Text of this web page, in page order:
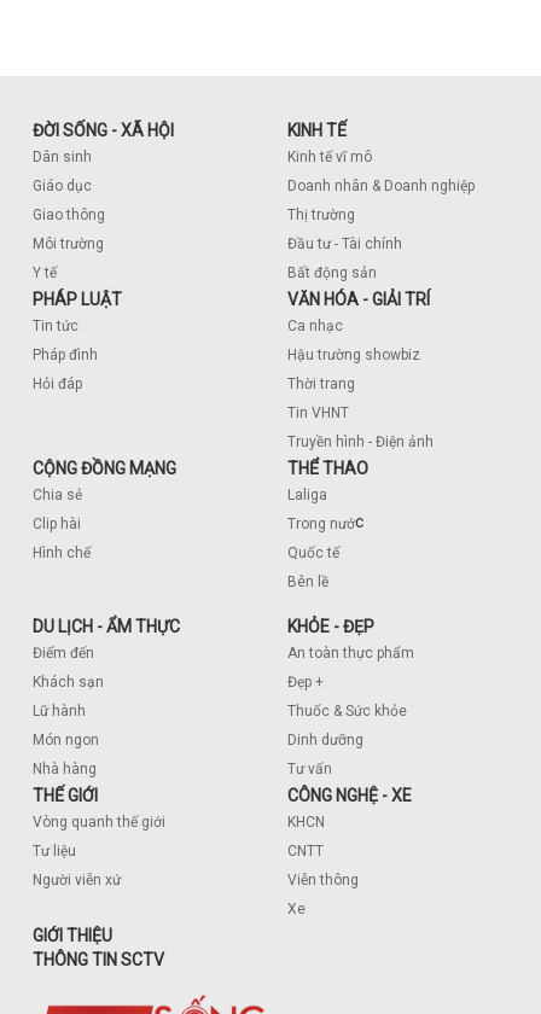
ĐỜI SỐNG - XÃ HỘI
Dân sinh
Giáo dục
Giao thông
Môi trường
Y tế
KINH TẾ
Kinh tế vĩ mô
Doanh nhân & Doanh nghiệp
Thị trường
Đầu tư - Tài chính
Bất động sản
PHÁP LUẬT
Tin tức
Pháp đình
Hỏi đáp
VĂN HÓA - GIẢI TRÍ
Ca nhạc
Hậu trường showbiz
Thời trang
Tin VHNT
Truyền hình - Điện ảnh
CỘNG ĐỒNG MẠNG
Chia sẻ
Clip hài
Hình chế
THỂ THAO
Laliga
Trong nước
Quốc tế
Bên lề
DU LỊCH - ẨM THỰC
Điểm đến
Khách sạn
Lữ hành
Món ngon
Nhà hàng
KHỎE - ĐẸP
An toàn thực phẩm
Đẹp +
Thuốc & Sức khỏe
Dinh dưỡng
Tư vấn
THẾ GIỚI
Vòng quanh thế giới
Tư liệu
Người viễn xứ
CÔNG NGHỆ - XE
KHCN
CNTT
Viễn thông
Xe
GIỚI THIỆU
THÔNG TIN SCTV